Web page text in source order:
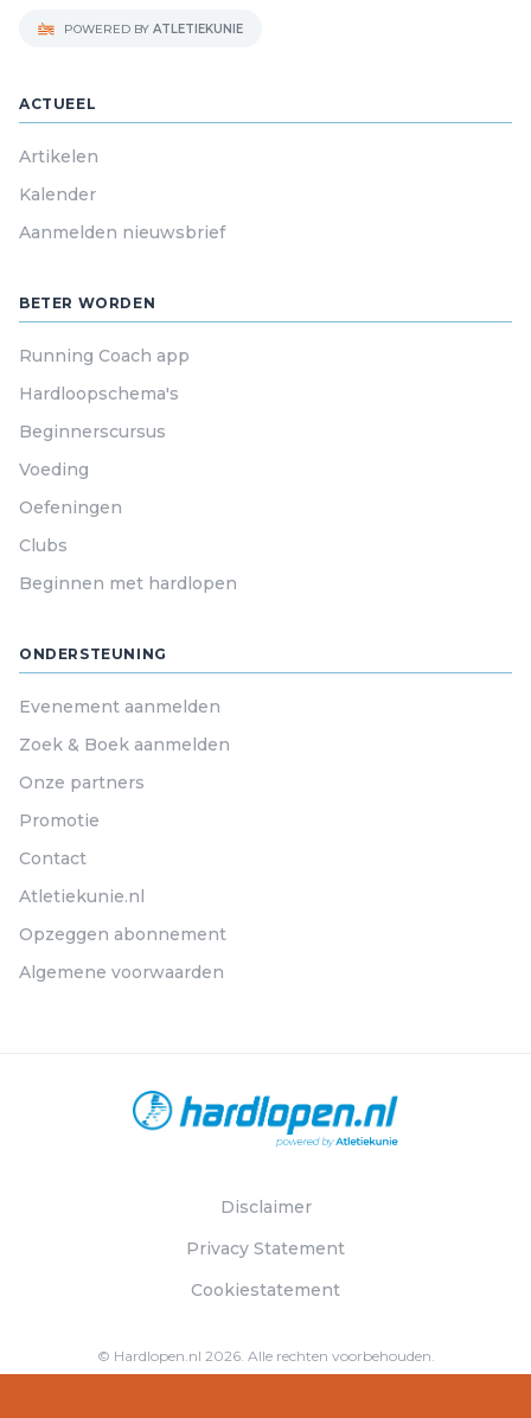
POWERED BY ATLETIEKUNIE
ACTUEEL
Artikelen
Kalender
Aanmelden nieuwsbrief
BETER WORDEN
Running Coach app
Hardloopschema's
Beginnerscursus
Voeding
Oefeningen
Clubs
Beginnen met hardlopen
ONDERSTEUNING
Evenement aanmelden
Zoek & Boek aanmelden
Onze partners
Promotie
Contact
Atletiekunie.nl
Opzeggen abonnement
Algemene voorwaarden
Disclaimer
Privacy Statement
Cookiestatement
© Hardlopen.nl 2026. Alle rechten voorbehouden.